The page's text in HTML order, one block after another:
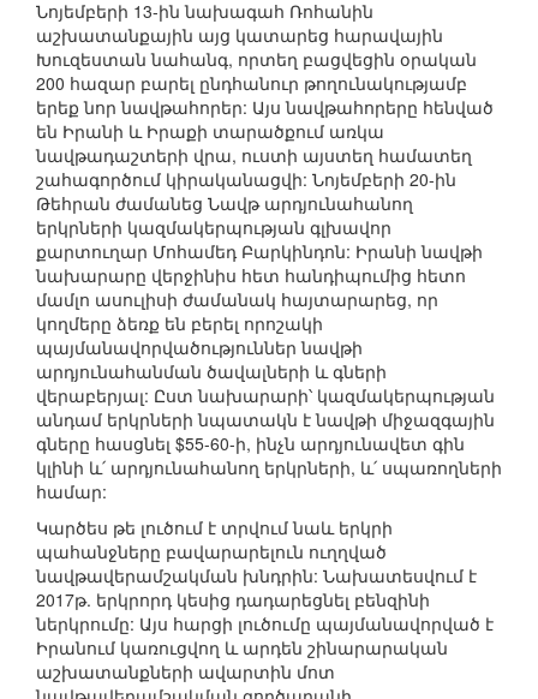
Նոյեմբերի 13-ին նախագահ Ռոհանին
աշխատանքային այց կատարեց հարավային
Խուզեստան նահանգ, որտեղ բացվեցին օրական
200 հազար բարել ընդհանուր թողունակությամբ
երեք նոր նավթահորեր: Այս նավթահորերը հենված
են Իրանի և Իրաքի տարածքում առկա
նավթադաշտերի վրա, ուստի այստեղ համատեղ
շահագործում կիրականացվի: Նոյեմբերի 20-ին
Թեհրան ժամանեց Նավթ արդյունահանող
երկրների կազմակերպության գլխավոր
քարտուղար Մոհամեդ Բարկինդոն: Իրանի նավթի
նախարարը վերջինիս հետ հանդիպումից հետո
մամլո ասուլիսի ժամանակ հայտարարեց, որ
կողմերը ձեռք են բերել որոշակի
պայմանավորվածություններ նավթի
արդյունահանման ծավալների և գների
վերաբերյալ: Ըստ նախարարի՝ կազմակերպության
անդամ երկրների նպատակն է նավթի միջազգային
գները հասցնել $55-60-ի, ինչն արդյունավետ գին
կլինի և՛ արդյունահանող երկրների, և՛ սպառողների
համար:
Կարծես թե լուծում է տրվում նաև երկրի
պահանջները բավարարելուն ուղղված
նավթավերամշակման խնդրին: Նախատեսվում է
2017թ. երկրորդ կեսից դադարեցնել բենզինի
ներկրումը: Այս հարցի լուծումը պայմանավորված է
Իրանում կառուցվող և արդեն շինարարական
աշխատանքների ավարտին մոտ